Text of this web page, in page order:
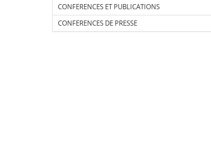
CONFERENCES ET PUBLICATIONS
CONFERENCES DE PRESSE